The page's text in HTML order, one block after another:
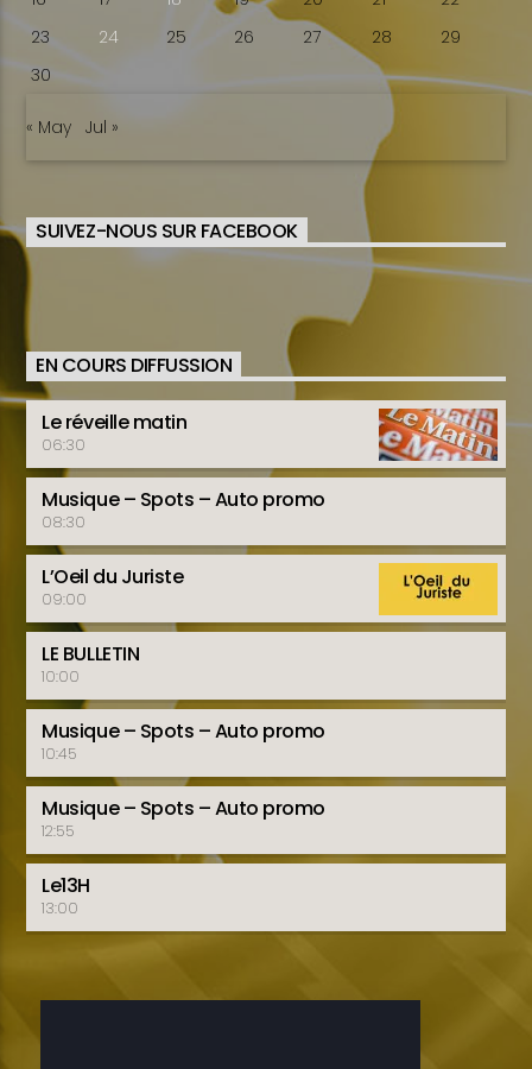
23
24 25 26 27 28
29
30
« May Jul »
SUIVEZ-NOUS SUR FACEBOOK
EN COURS DIFFUSSION
Le réveille matin
06:30
Musique – Spots – Auto promo
08:30
L’Oeil du Juriste
09:00
LE BULLETIN
10:00
Musique – Spots – Auto promo
10:45
Musique – Spots – Auto promo
12:55
Le13H
13:00